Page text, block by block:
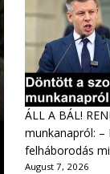
ÁLL A BÁL!
munkanapról: –
felháborodás
August 7, 2026